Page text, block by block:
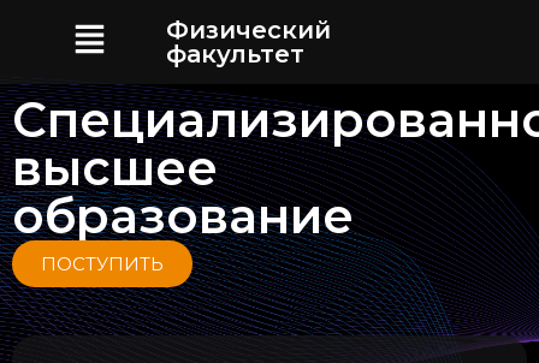
Физический
факультет
высшее
образование
ПОСТУПИТЬ